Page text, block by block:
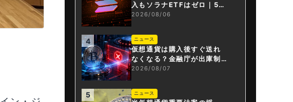
入もソラナETFはゼロ｜5営
業日連続で停止
2026/08/06
4 ニュース
仮想通貨は購入後すぐ送れ
なくなる？金融庁が出庫制
限を要請
2026/08/07
5 ニュース